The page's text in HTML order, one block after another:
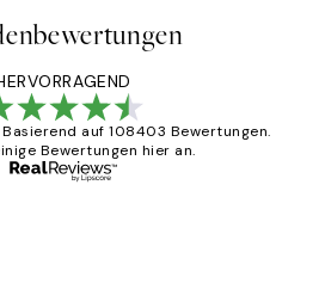
Basierend auf 108403 Bewertungen.
Bewertungen hier an.